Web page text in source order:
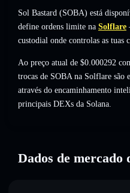
Sol Bastard (SOBA) está
define ordens limite na Solflare
custodial onde controlas as tuas
Ao preço atual de $0.000292
trocas de SOBA na Solflare são
através do encaminhamento
principais DEXs da Solana.
Dados de mercado